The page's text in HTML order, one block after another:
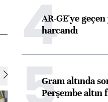
4AR-GE'ye
harcandı
Gram altında
Perşembe altın